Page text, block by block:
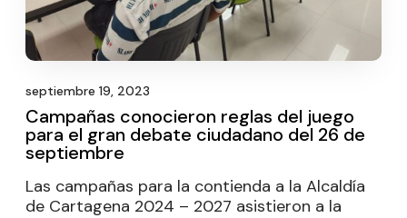
septiembre 19, 2023
Campañas conocieron reglas del juego
para el gran debate ciudadano del 26 de
septiembre
Las campañas para la contienda a la Alcaldía
de Cartagena 2024 – 2027 asistieron a la